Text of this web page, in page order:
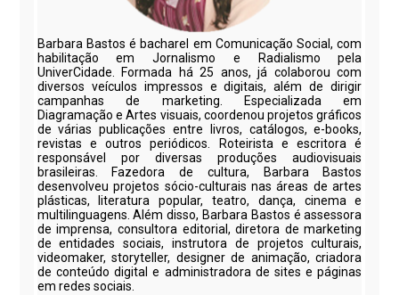
Barbara Bastos é bacharel em Comunicação Social, com
habilitação em Jornalismo e Radialismo pela
UniverCidade. Formada há 25 anos, já colaborou com
diversos veículos impressos e digitais, além de dirigir
campanhas de marketing. Especializada em
Diagramação e Artes visuais, coordenou projetos gráficos
de várias publicações entre livros, catálogos, e-books,
revistas e outros periódicos. Roteirista e escritora é
responsável por diversas produções audiovisuais
brasileiras. Fazedora de cultura, Barbara Bastos
desenvolveu projetos sócio-culturais nas áreas de artes
plásticas, literatura popular, teatro, dança, cinema e
multilinguagens. Além disso, Barbara Bastos é assessora
de imprensa, consultora editorial, diretora de marketing
de entidades sociais, instrutora de projetos culturais,
videomaker, storyteller, designer de animação, criadora
de conteúdo digital e administradora de sites e páginas
em redes sociais.